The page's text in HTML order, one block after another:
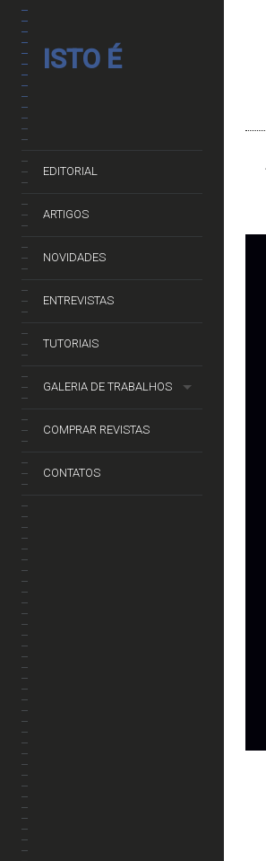
ISTO É
EDITORIAL
ARTIGOS
NOVIDADES
ENTREVISTAS
TUTORIAIS
GALERIA DE TRABALHOS
COMPRAR REVISTAS
CONTATOS